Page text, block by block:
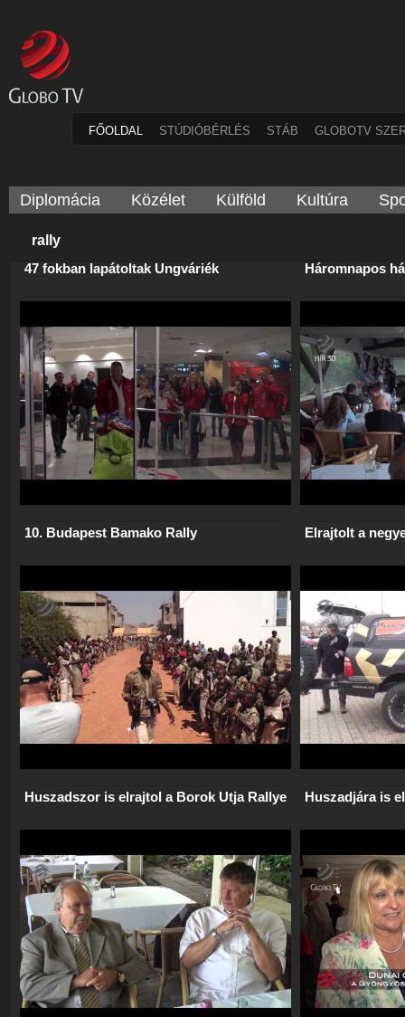
FŐOLDAL STÚDIÓBÉRLÉS STÁB GLOBOTV
Diplomácia Közélet Külföld Kultúra
rally
47 fokban lapátoltak Ungváriék Háromnapos
10. Budapest Bamako Rally Elrajtolt a
Huszadszor is elrajtol a Borok Útja Rallye Huszadjára is